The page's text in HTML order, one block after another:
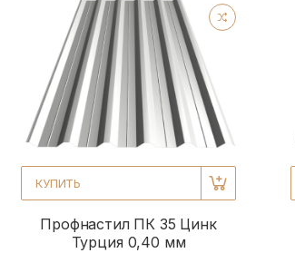
КУПИТЬ
Профнастил ПК 35 Цинк
Турция 0,40 мм